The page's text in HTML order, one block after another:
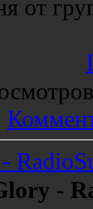
от
-